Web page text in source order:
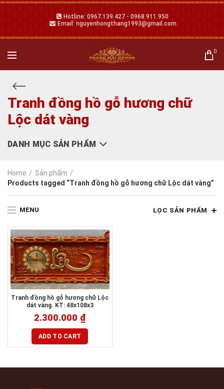
Hotline: 0967.139.427 - 0968.911.950
Email: nguyenhongthang1993@gmail.com
0
Tranh đồng hồ gỗ hương chữ
Lộc dát vàng
DANH MỤC SẢN PHẨM
Home
Sản phẩm
Products tagged “Tranh đồng hồ gỗ hương chữ Lộc dát vàng”
MENU LỌC SẢN PHẨM
Tranh đồng hồ gỗ hương chữ Lộc
dát vàng. KT: 48x108x3
2.300.000 ₫
ADD TO CART